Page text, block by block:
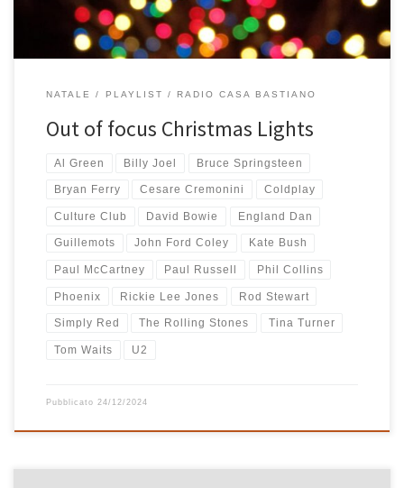
NATALE PLAYLIST RADIO CASA BASTIANO
Out of focus Christmas Lights
Al Green Billy Joel Bruce Springsteen
Bryan Ferry Cesare Cremonini Coldplay
Culture Club David Bowie England Dan
Guillemots John Ford Coley Kate Bush
Paul McCartney Paul Russell Phil Collins
Phoenix Rickie Lee Jones Rod Stewart
Simply Red The Rolling Stones Tina Turner
Tom Waits U2
Pubblicato 24/12/2024